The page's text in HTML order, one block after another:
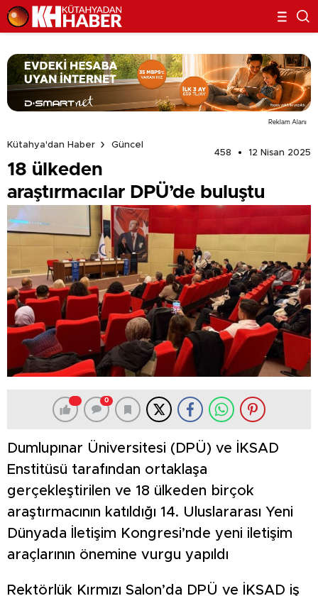
Reklam Alanı
Kütahya'dan Haber
Güncel
458
12 Nisan 2025
18 ülkeden
araştırmacılar DPÜ’de buluştu
0
Dumlupınar Üniversitesi (DPÜ) ve İKSAD
Enstitüsü tarafından ortaklaşa
gerçekleştirilen ve 18 ülkeden birçok
araştırmacının katıldığı 14. Uluslararası Yeni
Dünyada İletişim Kongresi’nde yeni iletişim
araçlarının önemine vurgu yapıldı
Rektörlük Kırmızı Salon’da DPÜ ve İKSAD iş